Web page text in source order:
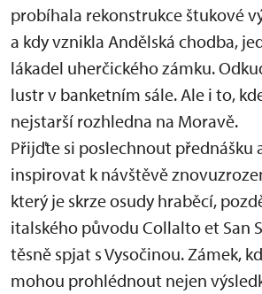
probíhala rekonstrukce štukové
a kdy vznikla Andělská chodba,
lákadel uherčického zámku.
lustr v banketním sále. Ale i to,
nejstarší rozhledna na Moravě.
Přijďte si poslechnout přednášku
inspirovat k návštěvě
který je skrze osudy hraběcí,
italského původu Collalto et San
těsně spjat s Vysočinou. Zámek,
mohou prohlédnout nejen